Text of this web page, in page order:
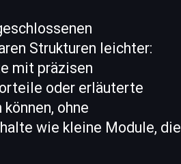
Strukturen leichter:
mit präzisen
oder erläuterte
ohne
wie kleine Module, die